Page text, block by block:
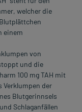
welcher die
einem
von
und die
100 mg TAH mit
Verklumpen der
Blutgerinnsels
Schlaganfällen